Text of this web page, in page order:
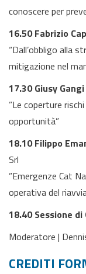
conoscere per
16.50 Fabrizio
“Dall’obbligo alla
mitigazione nel
17.30 Giusy Gangi
”Le coperture
opportunità”
18.10 Filippo
Srl
”Emergenze Cat
operativa del
18.40 Sessione
Moderatore |
CREDITI